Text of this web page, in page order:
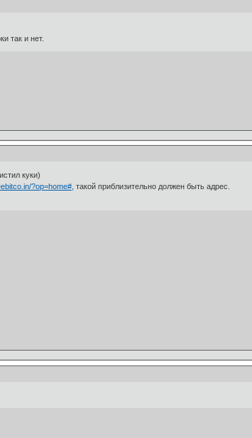
так и нет.
куки)
?op=home#, такой приблизительно должен быть адрес.